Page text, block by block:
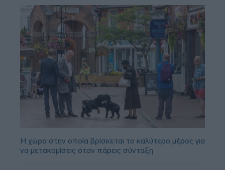
Η χώρα στην οποία βρίσκεται το καλύτερο μέρος για
να μετακομίσεις όταν πάρεις σύνταξη